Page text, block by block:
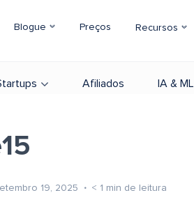
Blogue Preços Recursos
Afiliados IA & ML
19, 2025 < 1 min de leitura